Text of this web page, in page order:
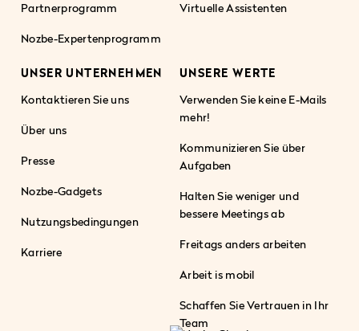
Partnerprogramm
Nozbe-Expertenprogramm
Virtuelle Assistenten
UNSER UNTERNEHMEN
Kontaktieren Sie uns
Über uns
Presse
Nozbe-Gadgets
Nutzungsbedingungen
Karriere
UNSERE WERTE
Verwenden Sie keine E-Mails
mehr!
Kommunizieren Sie über
Aufgaben
Halten Sie weniger und
bessere Meetings ab
Freitags anders arbeiten
Arbeit is mobil
Schaffen Sie Vertrauen in Ihr
Team